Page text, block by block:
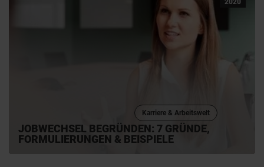
Karriere & Arbeitswelt
JOBWECHSEL BEGRÜNDEN: 7 GRÜNDE,
FORMULIERUNGEN & BEISPIELE
2020